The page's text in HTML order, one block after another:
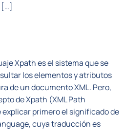
[…]
Xpath es el sistema que se
los elementos y atributos
de un documento XML. Pero,
de Xpath (XML Path
primero el significado de
cuya traducción es